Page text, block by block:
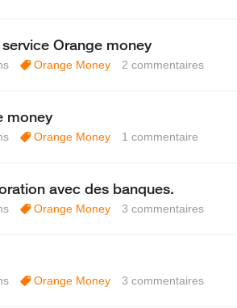
Orange money
Orange Money 2 commentaires
money
Orange Money 1 commentaire
avec des banques.
Orange Money 3 commentaires
Orange Money 3 commentaires